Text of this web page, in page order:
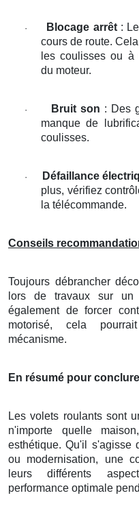
· Blocage arrêt: Le
cours de route.
les coulisses ou à
du moteur.
· Bruit son : Des
manque de
coulisses.
· Défaillance
plus, vérifiez
la télécommande.
Conseils
Toujours débrancher
lors de travaux sur un
également de forcer
motorisé, cela
mécanisme.
En résumé pour conclure
Les volets roulants sont
n'importe quelle
esthétique. Qu'il s'agisse
ou modernisation, une
leurs différents
performance optimale